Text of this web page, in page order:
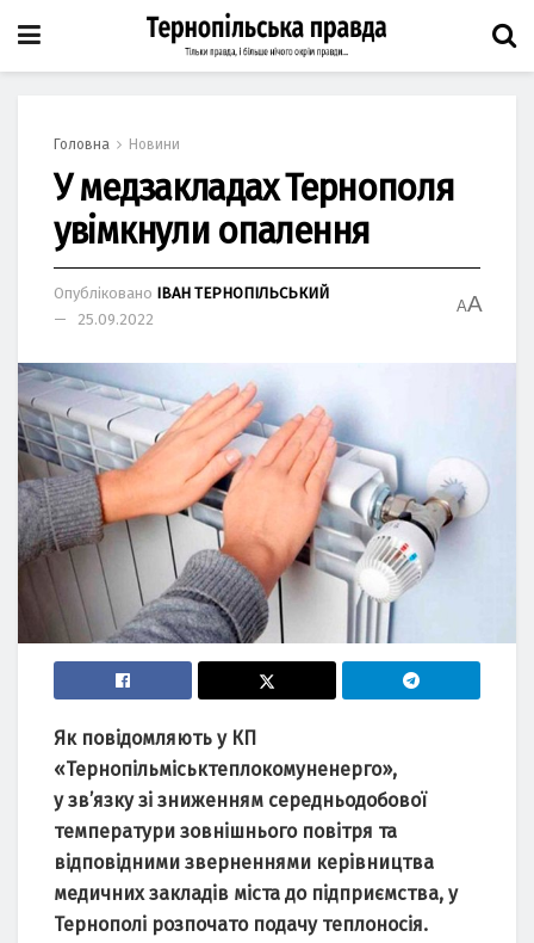
Головна Новини
У медзакладах Тернополя
увімкнули опалення
Опубліковано ІВАН ТЕРНОПІЛЬСЬКИЙ
25.09.2022
AA
Як повідомляють у КП
«Тернопільміськтеплокомуненерго»,
у зв’язку зі зниженням середньодобової
температури зовнішнього повітря та
відповідними зверненнями керівництва
медичних закладів міста до підприємства, у
Тернополі розпочато подачу теплоносія.